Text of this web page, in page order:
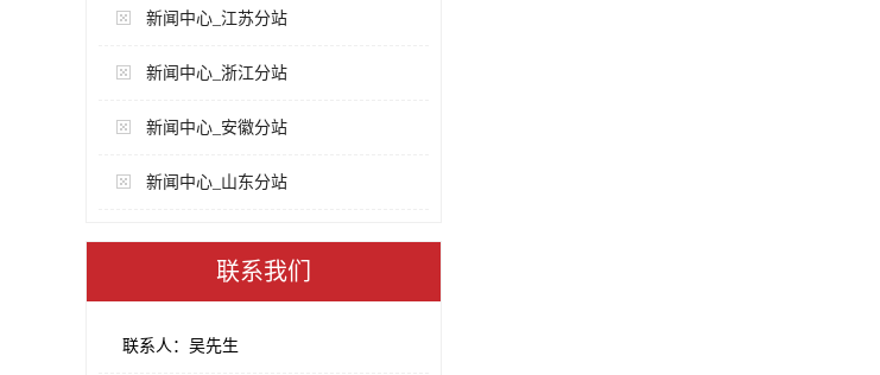
新闻中心_江苏分站
新闻中心_浙江分站
新闻中心_安徽分站
新闻中心_山东分站
联系我们
联系人：吴先生